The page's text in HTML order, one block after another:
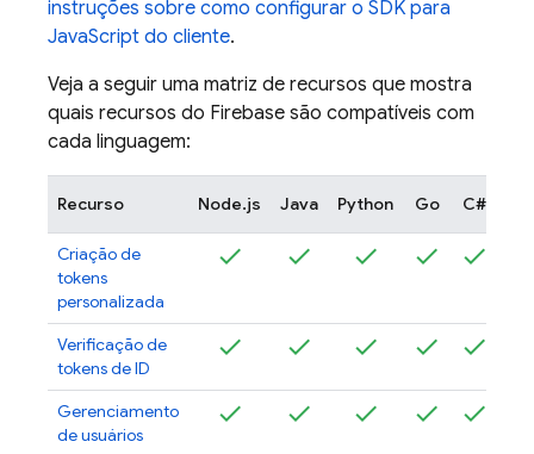
instruções sobre como configurar o SDK para
JavaScript do cliente.
Veja a seguir uma matriz de recursos que mostra
quais recursos do Firebase são compatíveis com
cada linguagem:
Recurso Node.js Java Python Go C#
Criação de
tokens
personalizada
Verificação de
tokens de ID
Gerenciamento
de usuários